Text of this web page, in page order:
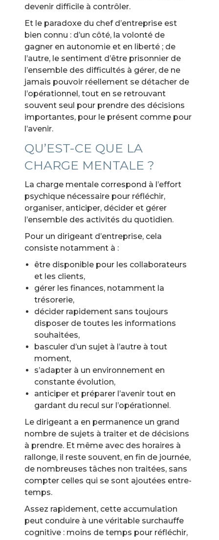
devenir difficile à contrôler.
Et le paradoxe du chef d’entreprise est
bien connu : d’un côté, la volonté de
gagner en autonomie et en liberté ; de
l’autre, le sentiment d’être prisonnier de
l’ensemble des difficultés à gérer, de ne
jamais pouvoir réellement se détacher de
l’opérationnel, tout en se retrouvant
souvent seul pour prendre des décisions
importantes, pour le présent comme pour
l’avenir.
QU’EST-CE QUE LA
CHARGE MENTALE ?
La charge mentale correspond à l’effort
psychique nécessaire pour réfléchir,
organiser, anticiper, décider et gérer
l’ensemble des activités du quotidien.
Pour un dirigeant d’entreprise, cela
consiste notamment à :
être disponible pour les collaborateurs
et les clients,
gérer les finances, notamment la
trésorerie,
décider rapidement sans toujours
disposer de toutes les informations
souhaitées,
basculer d’un sujet à l’autre à tout
moment,
s’adapter à un environnement en
constante évolution,
anticiper et préparer l’avenir tout en
gardant du recul sur l’opérationnel.
Le dirigeant a en permanence un grand
nombre de sujets à traiter et de décisions
à prendre. Et même avec des horaires à
rallonge, il reste souvent, en fin de journée,
de nombreuses tâches non traitées, sans
compter celles qui se sont ajoutées entre-
temps.
Assez rapidement, cette accumulation
peut conduire à une véritable surchauffe
cognitive : moins de temps pour réfléchir,